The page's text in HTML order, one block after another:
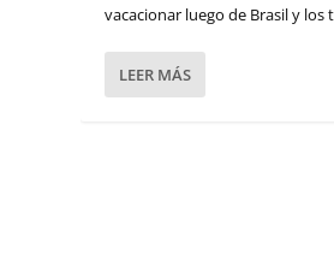
vacacionar luego de Brasil y los
LEER MÁS